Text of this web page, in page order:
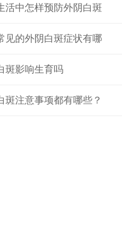
活中怎样预防外阴白斑
见的外阴白斑症状有哪
斑影响生育吗
斑注意事项都有哪些？